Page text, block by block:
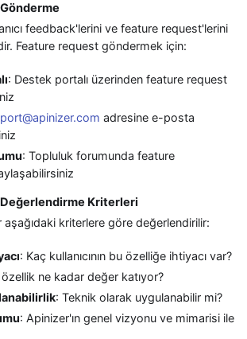
feedback'lerini ve feature request'lerini
Feature request göndermek için:
: Destek portalı üzerinden feature request
adresine e-posta
: Topluluk forumunda feature
Kriterleri
aşağıdaki kriterlere göre değerlendirilir:
: Kaç kullanıcının bu özelliğe ihtiyacı var?
özellik ne kadar değer katıyor?
: Teknik olarak uygulanabilir mi?
: Apinizer'ın genel vizyonu ve mimarisi ile